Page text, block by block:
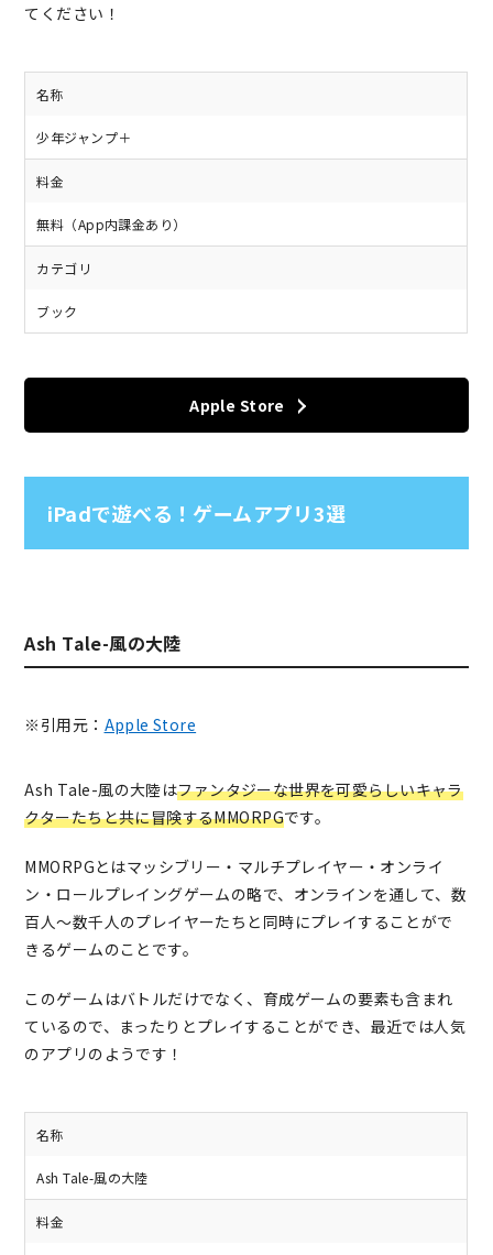
てください！
名称
少年ジャンプ＋
料金
無料（App内課金あり）
カテゴリ
ブック
Apple Store
iPadで遊べる！ゲームアプリ3選
Ash Tale-風の大陸
※引用元： Apple Store
Ash Tale-風の大陸はファンタジーな世界を可愛らしいキャラ
クターたちと共に冒険するMMORPGです。
MMORPGとはマッシブリー・マルチプレイヤー・オンライ
ン・ロールプレイングゲームの略で、オンラインを通して、数
百人〜数千人のプレイヤーたちと同時にプレイすることがで
きるゲームのことです。
このゲームはバトルだけでなく、育成ゲームの要素も含まれ
ているので、まったりとプレイすることができ、最近では人気
のアプリのようです！
名称
Ash Tale-風の大陸
料金